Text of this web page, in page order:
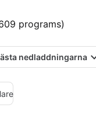
programs)
nedladdningarna